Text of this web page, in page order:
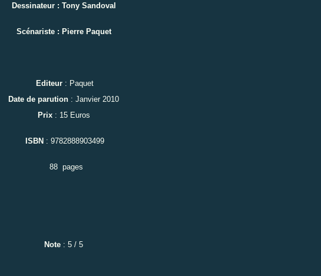
Dessinateur : Tony Sandoval
Scénariste : Pierre Paquet
Editeur : Paquet
Date de parution : Janvier 2010
Prix: 15 Euros
ISBN : 9782888903499
88 pages
Note : 5 / 5